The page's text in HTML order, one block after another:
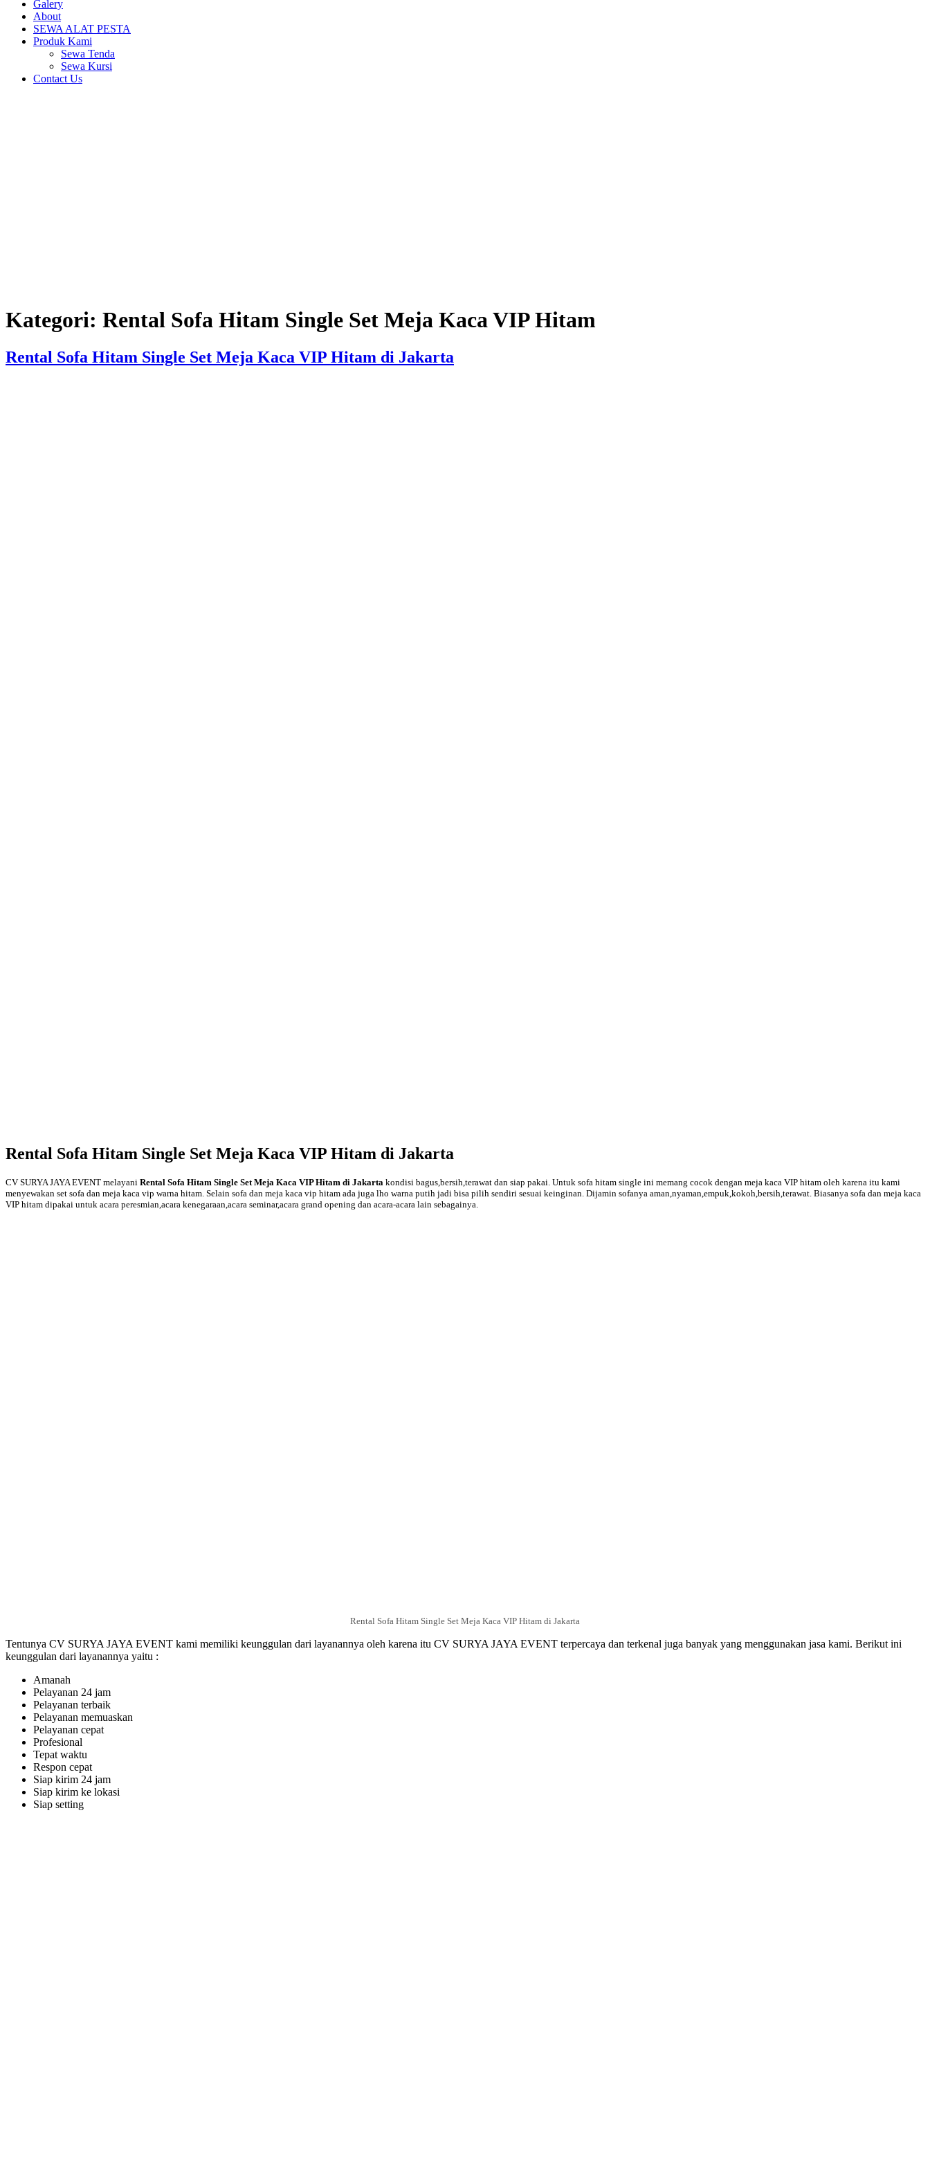
Galery
About
SEWA ALAT PESTA
Produk Kami
Sewa Tenda
Sewa Kursi
Contact Us
Kategori: Rental Sofa Hitam Single Set Meja Kaca VIP Hitam
Rental Sofa Hitam Single Set Meja Kaca VIP Hitam di Jakarta
Rental Sofa Hitam Single Set Meja Kaca VIP Hitam di Jakarta
CV SURYA JAYA EVENT melayani Rental Sofa Hitam Single Set Meja Kaca VIP Hitam di Jakarta kondisi bagus,bersih,terawat dan siap pakai. Untuk sofa hitam single ini memang cocok dengan meja kaca VIP hitam oleh karena itu kami
menyewakan set sofa dan meja kaca vip warna hitam. Selain sofa dan meja kaca vip hitam ada juga lho warna putih jadi bisa pilih sendiri sesuai keinginan. Dijamin sofanya aman,nyaman,empuk,kokoh,bersih,terawat. Biasanya sofa dan meja kaca
VIP hitam dipakai untuk acara peresmian,acara kenegaraan,acara seminar,acara grand opening dan acara-acara lain sebagainya.
Rental Sofa Hitam Single Set Meja Kaca VIP Hitam di Jakarta
Tentunya CV SURYA JAYA EVENT kami memiliki keunggulan dari layanannya oleh karena itu CV SURYA JAYA EVENT terpercaya dan terkenal juga banyak yang menggunakan jasa kami. Berikut ini
keunggulan dari layanannya yaitu :
Amanah
Pelayanan 24 jam
Pelayanan terbaik
Pelayanan memuaskan
Pelayanan cepat
Profesional
Tepat waktu
Respon cepat
Siap kirim 24 jam
Siap kirim ke lokasi
Siap setting